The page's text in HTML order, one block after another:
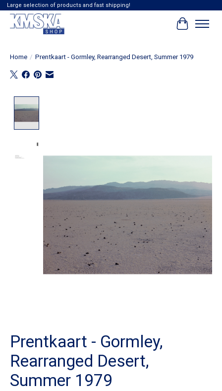
Large selection of products and fast shipping!
Home / Prentkaart - Gormley, Rearranged Desert, Summer 1979
Prentkaart - Gormley,
Rearranged Desert,
Summer 1979